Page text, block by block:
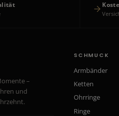
–
und
SCHMUCK
Armbänder
Ketten
Ohrringe
Ringe